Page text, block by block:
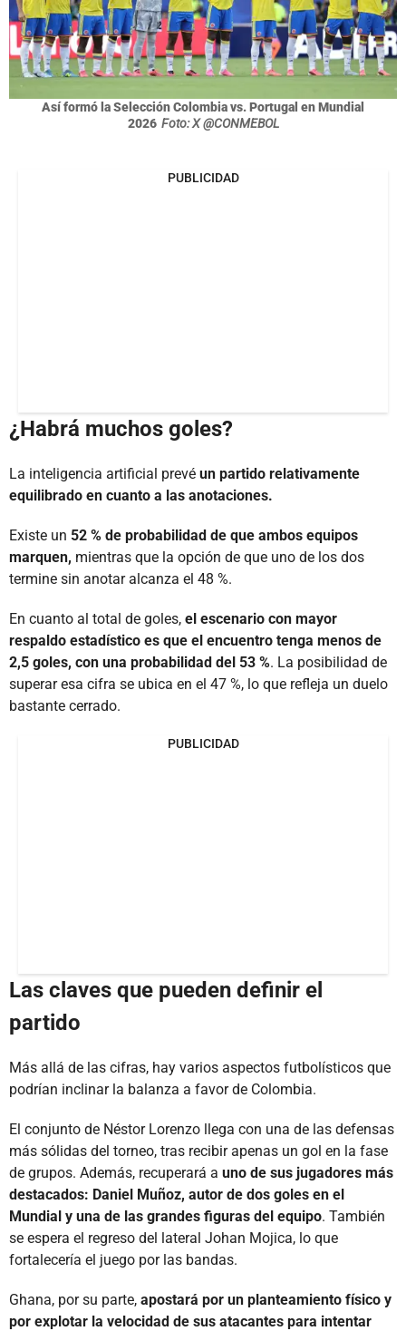
Así formó la Selección Colombia vs. Portugal en Mundial
2026 Foto: X @CONMEBOL
PUBLICIDAD
¿Habrá muchos goles?
La inteligencia artificial prevé un partido relativamente
equilibrado en cuanto a las anotaciones.
Existe un 52 % de probabilidad de que ambos equipos
marquen, mientras que la opción de que uno de los dos
termine sin anotar alcanza el 48 %.
En cuanto al total de goles, el escenario con mayor
respaldo estadístico es que el encuentro tenga menos de
2,5 goles, con una probabilidad del 53 %. La posibilidad de
superar esa cifra se ubica en el 47 %, lo que refleja un duelo
bastante cerrado.
PUBLICIDAD
Las claves que pueden definir el
partido
Más allá de las cifras, hay varios aspectos futbolísticos que
podrían inclinar la balanza a favor de Colombia.
El conjunto de Néstor Lorenzo llega con una de las defensas
más sólidas del torneo, tras recibir apenas un gol en la fase
de grupos. Además, recuperará a uno de sus jugadores más
destacados: Daniel Muñoz, autor de dos goles en el
Mundial y una de las grandes figuras del equipo. También
se espera el regreso del lateral Johan Mojica, lo que
fortalecería el juego por las bandas.
Ghana, por su parte, apostará por un planteamiento físico y
por explotar la velocidad de sus atacantes para intentar